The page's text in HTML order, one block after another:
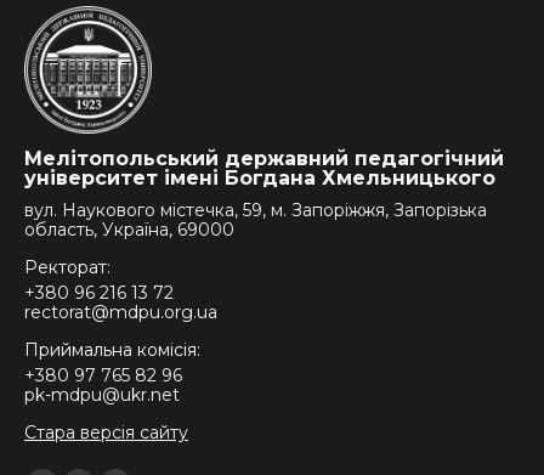
Мелітопольський державний педагогічний
університет імені Богдана Хмельницького
вул. Наукового містечка, 59, м. Запоріжжя, Запорізька
область, Україна, 69000
Ректорат:
+380 96 216 13 72
rectorat@mdpu.org.ua
Приймальна комісія:
+380 97 765 82 96
pk-mdpu@ukr.net
Стара версія сайту